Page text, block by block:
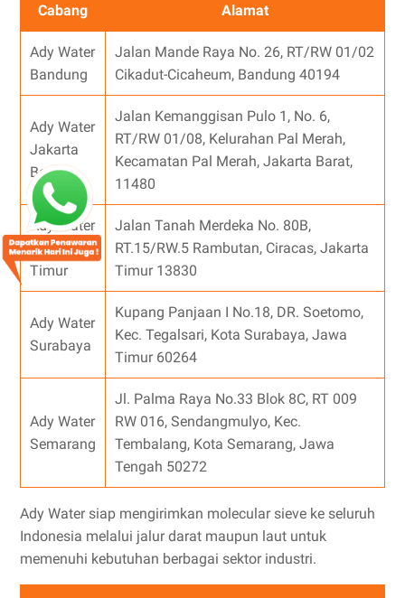
Cabang Alamat
Ady Water
Bandung
Jalan Mande Raya No. 26, RT/RW 01/02
Cikadut-Cicaheum, Bandung 40194
Ady Water
Jakarta
Barat
Jalan Kemanggisan Pulo 1, No. 6,
RT/RW 01/08, Kelurahan Pal Merah,
Kecamatan Pal Merah, Jakarta Barat,
11480
Ady Water
Jakarta
Timur
Jalan Tanah Merdeka No. 80B,
RT.15/RW.5 Rambutan, Ciracas, Jakarta
Timur 13830
Ady Water
Surabaya
Kupang Panjaan I No.18, DR. Soetomo,
Kec. Tegalsari, Kota Surabaya, Jawa
Timur 60264
Ady Water
Semarang
Jl. Palma Raya No.33 Blok 8C, RT 009
RW 016, Sendangmulyo, Kec.
Tembalang, Kota Semarang, Jawa
Tengah 50272
Ady Water siap mengirimkan molecular sieve ke seluruh
Indonesia melalui jalur darat maupun laut untuk
memenuhi kebutuhan berbagai sektor industri.